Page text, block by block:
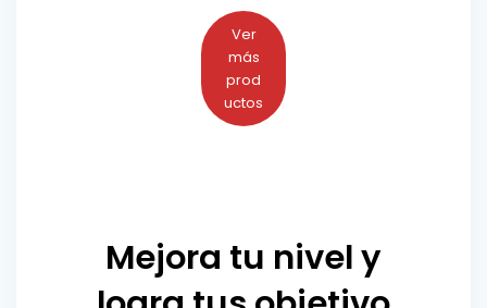
Ver
más
prod
uctos
Mejora tu nivel y